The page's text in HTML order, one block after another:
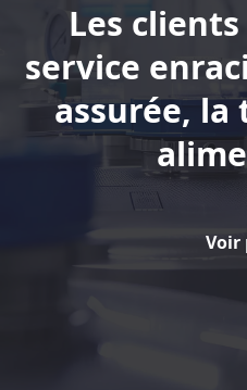
Les
service
assurée, la
Voir